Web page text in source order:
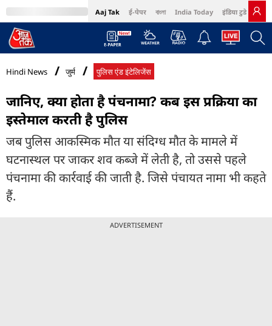
Aaj Tak ई-पेपर বাংলা India Today इंडिया टुडे हिंदी
MumbaiTak Cosmopolitan Harper's Bazaar Northeast
Hindi News जुर्म पुलिस एंड इंटेलिजेंस
जानिए, क्या होता है पंचनामा? कब इस प्रक्रिया का
इस्तेमाल करती है पुलिस
जब पुलिस आकस्मिक मौत या संदिग्ध मौत के मामले में
घटनास्थल पर जाकर शव कब्जे में लेती है, तो उससे पहले
पंचनामा की कार्रवाई की जाती है. जिसे पंचायत नामा भी कहते
हैं.
ADVERTISEMENT